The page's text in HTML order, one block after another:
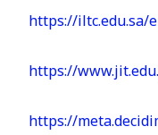
https://iltc.edu.sa/
https://
https://